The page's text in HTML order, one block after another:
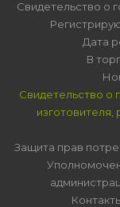
Свидетельство о
Дата
В
Свидетельство о
изготовителя,
Защита прав